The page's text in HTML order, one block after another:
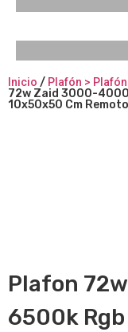
Inicio / Plafón >
72w Zaid 3000-
10x50x50 Cm
Plafon
6500k